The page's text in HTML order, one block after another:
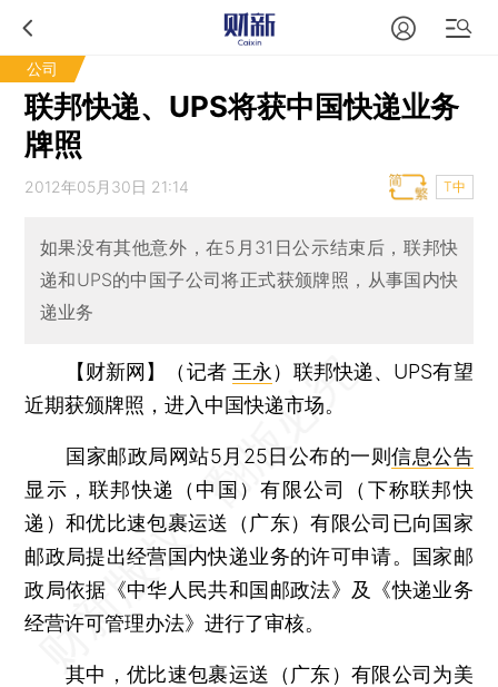
公司
联邦快递、UPS将获中国快递业务
牌照
2012年05月30日 21:14 T中
如果没有其他意外，在5月31日公示结束后，联邦快
递和UPS的中国子公司将正式获颁牌照，从事国内快
递业务
【财新网】（记者 王永 ） 联邦快递、UPS有望
近期获颁牌照，进入中国快递市场。
国家邮政局网站5月25日公布的一则信息公告
显示，联邦快递（中国）有限公司（下称联邦快
递）和优比速包裹运送（广东）有限公司已向国家
邮政局提出经营国内快递业务的许可申请。国家邮
政局依据《中华人民共和国邮政法》及《快递业务
经营许可管理办法》进行了审核。
其中，优比速包裹运送（广东）有限公司为美